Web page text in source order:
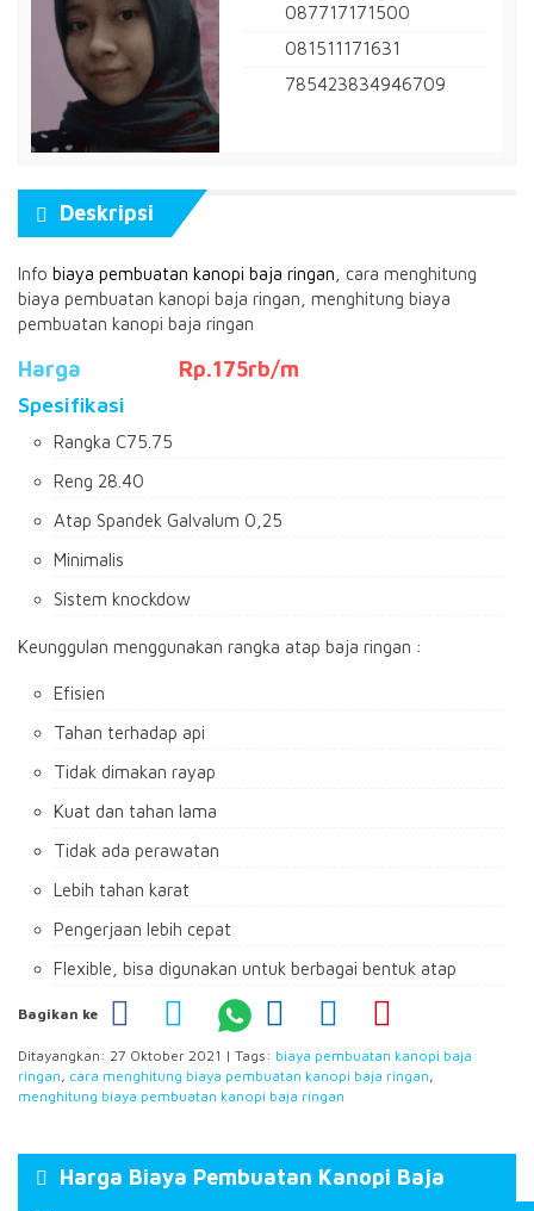
087717171500
081511171631
785423834946709
Deskripsi
Info biaya pembuatan kanopi baja ringan , cara menghitung
biaya pembuatan kanopi baja ringan, menghitung biaya
pembuatan kanopi baja ringan
Harga
Rp.175rb/m
Spesifikasi
Rangka C75.75
Reng 28.40
Atap Spandek Galvalum 0,25
Minimalis
Sistem knockdow
Keunggulan menggunakan rangka atap baja ringan :
Efisien
Tahan terhadap api
Tidak dimakan rayap
Kuat dan tahan lama
Tidak ada perawatan
Lebih tahan karat
Pengerjaan lebih cepat
Flexible, bisa digunakan untuk berbagai bentuk atap
Bagikan ke
Ditayangkan: 27 Oktober 2021 | Tags: biaya pembuatan kanopi baja
ringan, cara menghitung biaya pembuatan kanopi baja ringan,
menghitung biaya pembuatan kanopi baja ringan
Harga Biaya Pembuatan Kanopi Baja